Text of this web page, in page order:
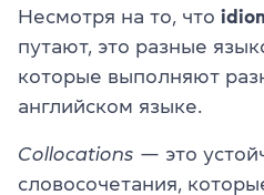
Несмотря на то, что
путают, это разные
которые выполняют
английском языке.
Collocations — это
словосочетания,